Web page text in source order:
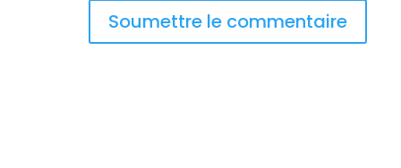
Soumettre le commentaire